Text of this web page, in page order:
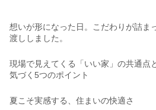
想いが形になった日。こだわりが詰ま
渡ししました。
現場で見えてくる「いい家」の共通点
気づく5つのポイント
夏こそ実感する、住まいの快適さ